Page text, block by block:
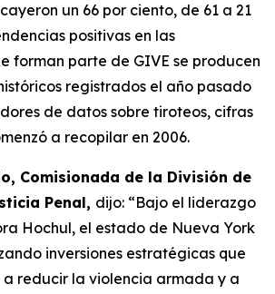
un 66 por ciento, de 61 a 21
positivas en las
forman parte de GIVE se producen
registrados el año pasado
de datos sobre tiroteos, cifras
a recopilar en 2006.
Comisionada de la División de
Penal, dijo: “Bajo el liderazgo
Hochul, el estado de Nueva York
inversiones estratégicas que
reducir la violencia armada y a